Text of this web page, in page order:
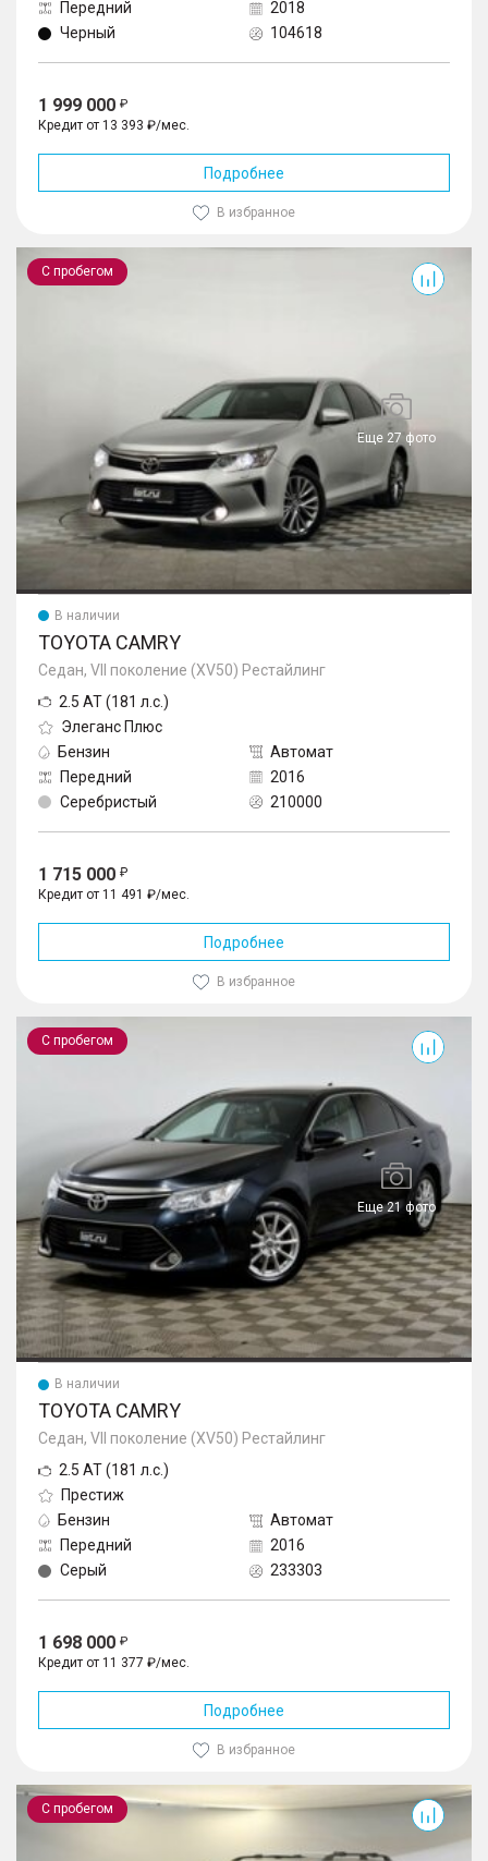
Передний
2018
Черный
104618
1 999 000
Кредит от 13 393 ₽/мес.
Подробнее
В избранное
С пробегом
Еще 27 фото
Camry
В наличии
TOYOTA CAMRY
Седан, VII поколение (XV50) Рестайлинг
2.5 AT (181 л.с.)
Элеганс Плюс
Бензин
Автомат
Передний
2016
Серебристый
210000
1 715 000
Кредит от 11 491 ₽/мес.
Подробнее
В избранное
С пробегом
Еще 21 фото
Camry
В наличии
TOYOTA CAMRY
Седан, VII поколение (XV50) Рестайлинг
2.5 AT (181 л.с.)
Престиж
Бензин
Автомат
Передний
2016
Серый
233303
1 698 000
Кредит от 11 377 ₽/мес.
Подробнее
В избранное
С пробегом
Land Cruiser